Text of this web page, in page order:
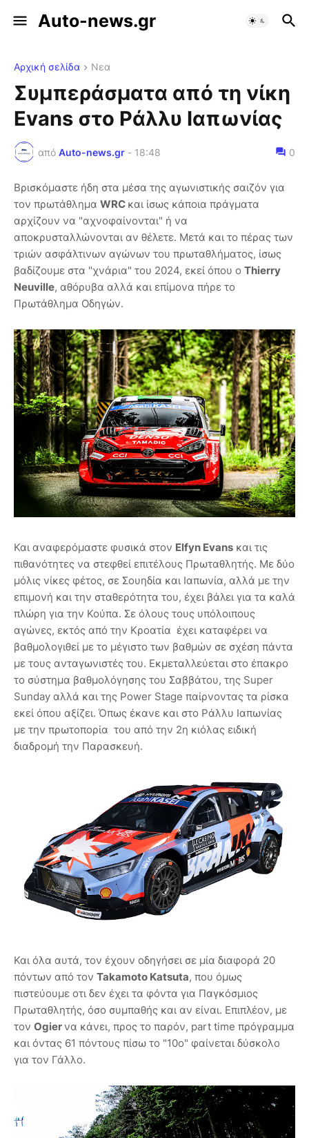
Auto-news.gr
Αρχική σελίδα Νεα
Συμπεράσματα από τη νίκη
Evans στο Ράλλυ Ιαπωνίας
από Auto-news.gr - 18:48 0
Βρισκόμαστε ήδη στα μέσα της αγωνιστικής σαιζόν για
τον πρωτάθλημα WRC και ίσως κάποια πράγματα
αρχίζουν να "αχνοφαίνονται" ή να
αποκρυσταλλώνονται αν θέλετε. Μετά και το πέρας των
τριών ασφάλτινων αγώνων του πρωταθλήματος, ίσως
βαδίζουμε στα "χνάρια" του 2024, εκεί όπου ο Thierry
Neuville, αθόρυβα αλλά και επίμονα πήρε το
Πρωτάθλημα Οδηγών.
Και αναφερόμαστε φυσικά στον Elfyn Evans και τις
πιθανότητες να στεφθεί επιτέλους Πρωταθλητής. Με δύο
μόλις νίκες φέτος, σε Σουηδία και Ιαπωνία, αλλά με την
επιμονή και την σταθερότητα του, έχει βάλει για τα καλά
πλώρη για την Κούπα. Σε όλους τους υπόλοιπους
αγώνες, εκτός από την Κροατία έχει καταφέρει να
βαθμολογιθεί με το μέγιστο των βαθμών σε σχέση πάντα
με τους ανταγωνιστές του. Εκμεταλλεύεται στο έπακρο
το σύστημα βαθμολόγησης του Σαββάτου, της Super
Sunday αλλά και της Power Stage παίρνοντας τα ρίσκα
εκεί όπου αξίζει. Όπως έκανε και στο Ράλλυ Ιαπωνίας
με την πρωτοπορία του από την 2η κιόλας ειδική
διαδρομή την Παρασκευή.
Και όλα αυτά, τον έχουν οδηγήσει σε μία διαφορά 20
πόντων από τον Takamoto Katsuta, που όμως
πιστεύουμε οτι δεν έχει τα φόντα για Παγκόσμιος
Πρωταθλητής, όσο συμπαθής και αν είναι. Επιπλέον, με
τον Ogierνα κάνει, προς το παρόν, part time πρόγραμμα
και όντας 61 πόντους πίσω το "10ο" φαίνεται δύσκολο
για τον Γάλλο.